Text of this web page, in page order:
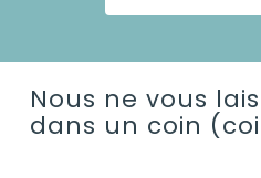
Nous ne vous
dans un coin